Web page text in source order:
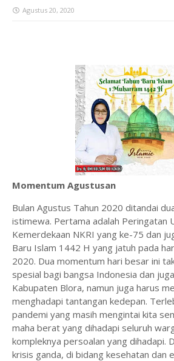
Agustus 20, 2020
Momentum Agustusan
Bulan Agustus Tahun 2020 ditandai
istimewa. Pertama adalah Peringatan
Kemerdekaan NKRI yang ke-75 dan
Baru Islam 1442 H yang jatuh pada
2020. Dua momentum hari besar ini
spesial bagi bangsa Indonesia dan
Kabupaten Blora, namun juga harus
menghadapi tantangan kedepan.
pandemi yang masih mengintai kita
maha berat yang dihadapi seluruh
kompleknya persoalan yang dihadapi.
krisis ganda, di bidang kesehatan dan